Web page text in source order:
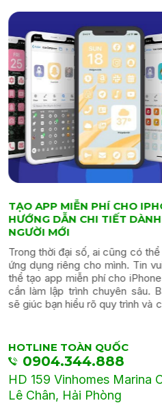
10 LÝ DO DOANH NGHIỆP
ĐẦU TƯ VÀO APP MOBILE
Thiết kế app và đầu tư vào
đang trở thành một xu hướng
trong thế giới kinh doanh ngày
phát triển không ngừng của
sự gia tăng của người dùng di
HOTLINE TOÀN QUỐC
0904.344.888
HD 159 Vinhomes Marina
Lê Chân, Hải Phòng